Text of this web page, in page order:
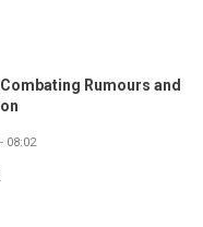
Rumours and
08:02